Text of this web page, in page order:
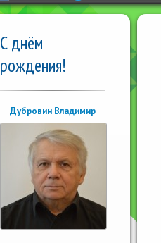
С днём
рождения!
Дубровин Владимир